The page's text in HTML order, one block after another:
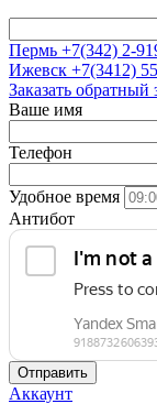
Пермь +7(342) 2-
Ижевск +7(3412)
Заказать обратный
Ваше имя
Телефон
Удобное время
Антибот
Отправить
Аккаунт